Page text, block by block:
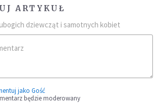
ARTYKUŁ
dziewcząt i samotnych kobiet
jako Gość
będzie moderowany